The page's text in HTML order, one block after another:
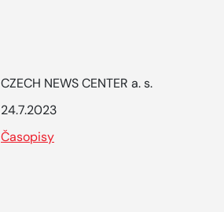
CZECH NEWS CENTER a. s.
24.7.2023
Časopisy